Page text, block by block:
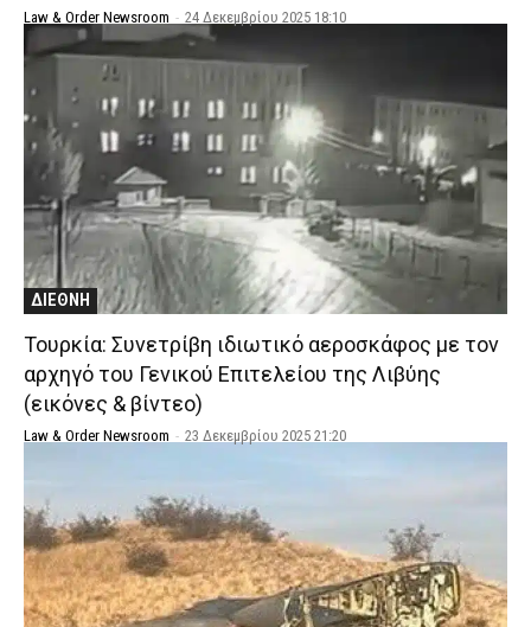
Law & Order Newsroom - 24 Δεκεμβρίου 2025 18:10
ΔΙΕΘΝΗ
Τουρκία: Συνετρίβη ιδιωτικό αεροσκάφος με τον
αρχηγό του Γενικού Επιτελείου της Λιβύης
(εικόνες & βίντεο)
Law & Order Newsroom - 23 Δεκεμβρίου 2025 21:20